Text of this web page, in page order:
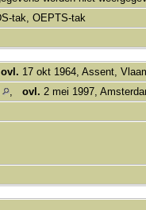
tak, OEPTS-tak
ovl. 17 okt 1964, Assent,
ovl. 2 mei 1997,